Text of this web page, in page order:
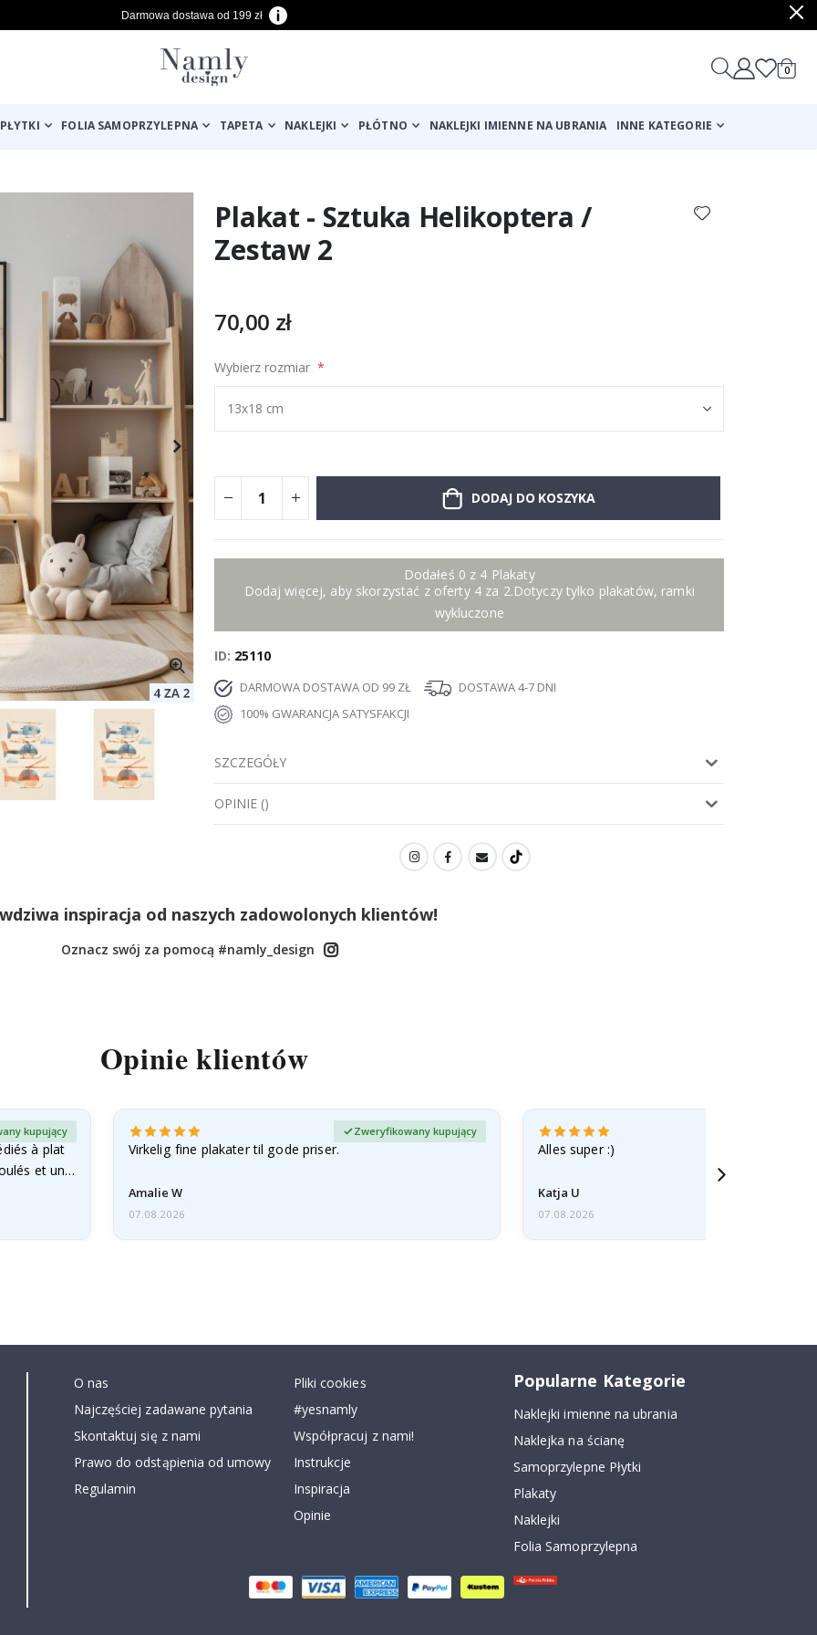
Darmowa dostawa od 199 zł
Cart
0
FOLIA SAMOPRZYLEPNA TAPETA NAKLEJKI PŁÓTNO NAKLEJKI IMIENNE NA UBRANIA INNE KATEGORIE
Plakat - Sztuka Helikoptera /
Zestaw 2
70,00 zł
Wybierz rozmiar
DODAJ DO KOSZYKA
Dodałeś 0 z 4 Plakaty
Dodaj więcej, aby skorzystać z oferty 4 za 2.Dotyczy tylko plakatów, ramki
wykluczone
ID 25110
DARMOWA DOSTAWA OD 99 ZŁ
DOSTAWA 4-7 DNI
100% GWARANCJA SATYSFAKCJI
SZCZEGÓŁY
OPINIE ()
inspiracja od naszych zadowolonych klientów!
Oznacz swój za pomocą #namly_design
Opinie klientów
à plat
et un…
kupujący
Virkelig fine plakater til gode priser.
Amalie W
Zweryfikowany kupujący
07.08.2026
Alles super :)
Katja U
07.08.2026
O nas
Najczęściej zadawane pytania
Skontaktuj się z nami
Prawo do odstąpienia od umowy
Regulamin
Pliki cookies
#yesnamly
Współpracuj z nami!
Instrukcje
Inspiracja
Opinie
Popularne Kategorie
Naklejki imienne na ubrania
Naklejka na ścianę
Samoprzylepne Płytki
Plakaty
Naklejki
Folia Samoprzylepna